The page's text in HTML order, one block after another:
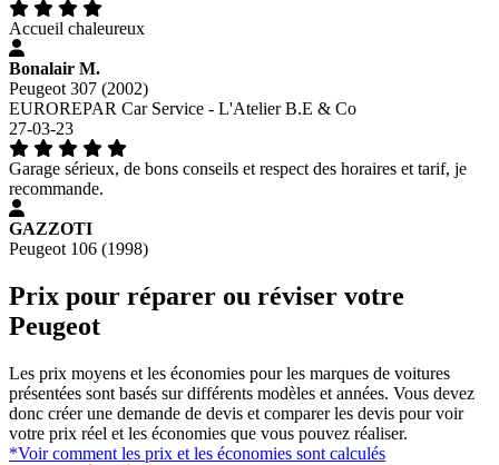
Accueil chaleureux
Bonalair M.
Peugeot 307 (2002)
EUROREPAR Car Service - L'Atelier B.E & Co
27-03-23
Garage sérieux, de bons conseils et respect des horaires et tarif, je
recommande.
GAZZOTI
Peugeot 106 (1998)
Prix pour réparer ou réviser votre
Peugeot
Les prix moyens et les économies pour les marques de voitures
présentées sont basés sur différents modèles et années. Vous devez
donc créer une demande de devis et comparer les devis pour voir
votre prix réel et les économies que vous pouvez réaliser.
*Voir comment les prix et les économies sont calculés